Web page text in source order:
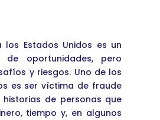
los Estados Unidos es un
de oportunidades, pero
y riesgos. Uno de los
es ser víctima de fraude
historias de personas que
tiempo y, en algunos